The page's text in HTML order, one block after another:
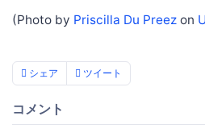
(Photo by Priscilla Du Preez on
シェア ツイート
コメント